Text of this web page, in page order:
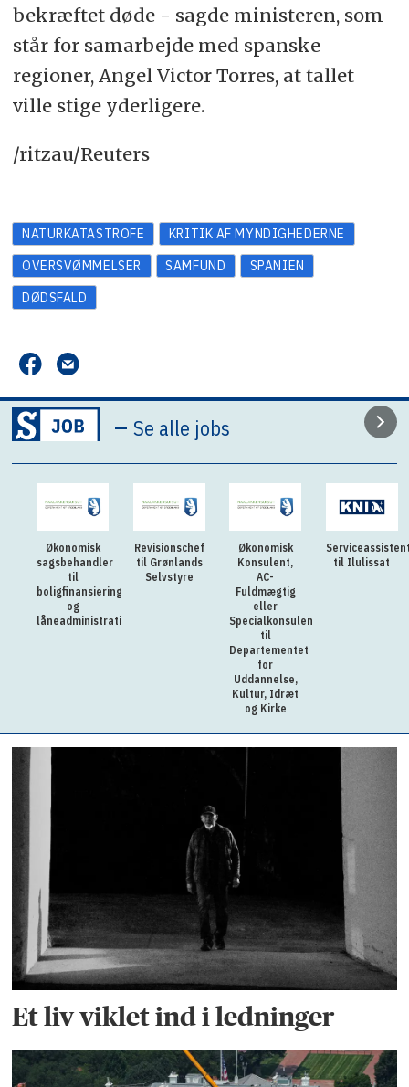
bekræftet døde - sagde ministeren, som
står for samarbejde med spanske
regioner, Angel Victor Torres, at tallet
ville stige yderligere.
/ritzau/Reuters
NATURKATASTROFE
KRITIK AF MYNDIGHEDERNE
OVERSVØMMELSER
SAMFUND
SPANIEN
DØDSFALD
–Se alle jobs
Økonomisk
sagsbehandler
til
boligfinansiering
og
låneadministration
Revisionschef
til Grønlands
Selvstyre
Økonomisk
Konsulent,
AC-
Fuldmægtig
eller
Specialkonsulent
til
Departementet
for
Uddannelse,
Kultur, Idræt
og Kirke
til Ilulissat
Et liv viklet ind i ledninger